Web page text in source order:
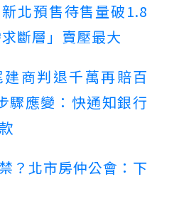
北預售待售量破1.8
斷層」賣壓最大
商判退千萬再賠百
驟應變：快通知銀行
？北市房仲公會：下